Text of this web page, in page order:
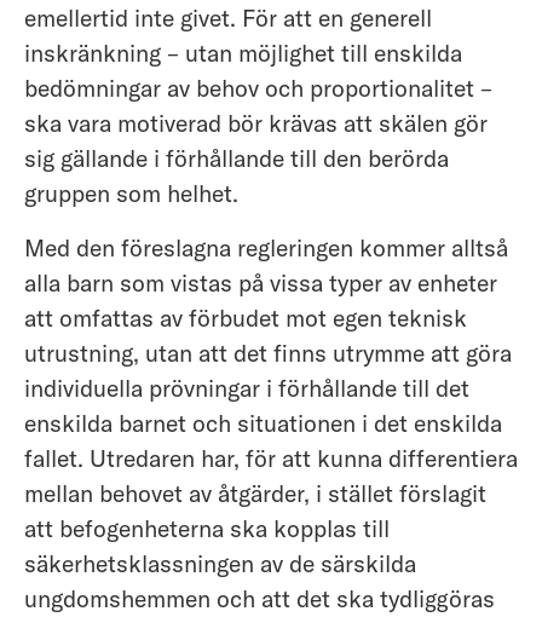
emellertid inte givet. För att en generell
inskränkning – utan möjlighet till enskilda
bedömningar av behov och proportionalitet –
ska vara motiverad bör krävas att skälen gör
sig gällande i förhållande till den berörda
gruppen som helhet.
Med den föreslagna regleringen kommer alltså
alla barn som vistas på vissa typer av enheter
att omfattas av förbudet mot egen teknisk
utrustning, utan att det finns utrymme att göra
individuella prövningar i förhållande till det
enskilda barnet och situationen i det enskilda
fallet. Utredaren har, för att kunna differentiera
mellan behovet av åtgärder, i stället förslagit
att befogenheterna ska kopplas till
säkerhetsklassningen av de särskilda
ungdomshemmen och att det ska tydliggöras